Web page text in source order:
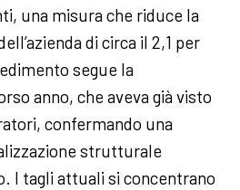
una misura che riduce la
di circa il 2,1 per
segue la
anno, che aveva già visto
confermando una
strutturale
I tagli attuali si concentrano